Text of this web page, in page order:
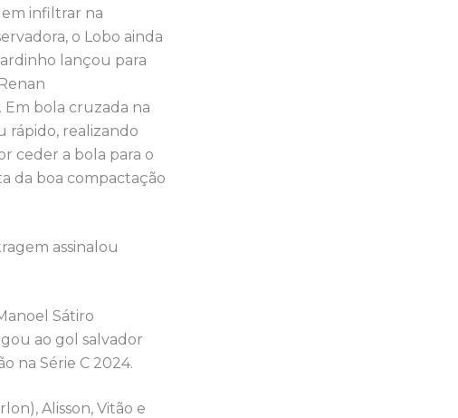
infiltrar na
o Lobo ainda
lançou para
Em bola cruzada na
rápido, realizando
ceder a bola para o
da boa compactação
assinalou
Sátiro
ao gol salvador
na Série C 2024.
Alisson, Vitão e